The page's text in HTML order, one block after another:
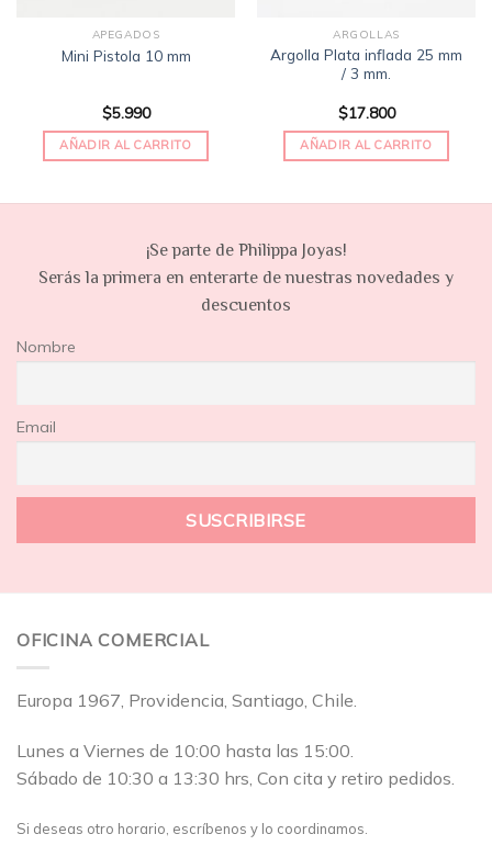
APEGADOS
Mini Pistola 10 mm
$5.990
AÑADIR AL CARRITO
ARGOLLAS
Argolla Plata inflada 25 mm
/ 3 mm.
$17.800
AÑADIR AL CARRITO
¡Se parte de Philippa Joyas!
Serás la primera en enterarte de nuestras novedades y
descuentos
Nombre
Email
OFICINA COMERCIAL
Europa 1967, Providencia, Santiago, Chile.
Lunes a Viernes de 10:00 hasta las 15:00.
Sábado de 10:30 a 13:30 hrs, Con cita y retiro pedidos.
Si deseas otro horario, escríbenos y lo coordinamos.